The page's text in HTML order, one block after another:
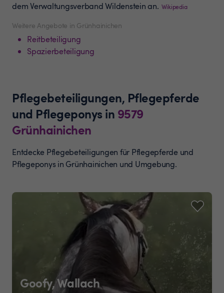
Weitere Angebote in Grünhainichen
Reitbeteiligung
Spazierbeteiligung
dem Verwaltungsverband Wildenstein an. Wikipedia
Pflegebeteiligungen, Pflegepferde
und Pflegeponys in 9579
Grünhainichen
Entdecke Pflegebeteiligungen für Pflegepferde und
Pflegeponys in Grünhainichen und Umgebung.
Goofy, Wallach